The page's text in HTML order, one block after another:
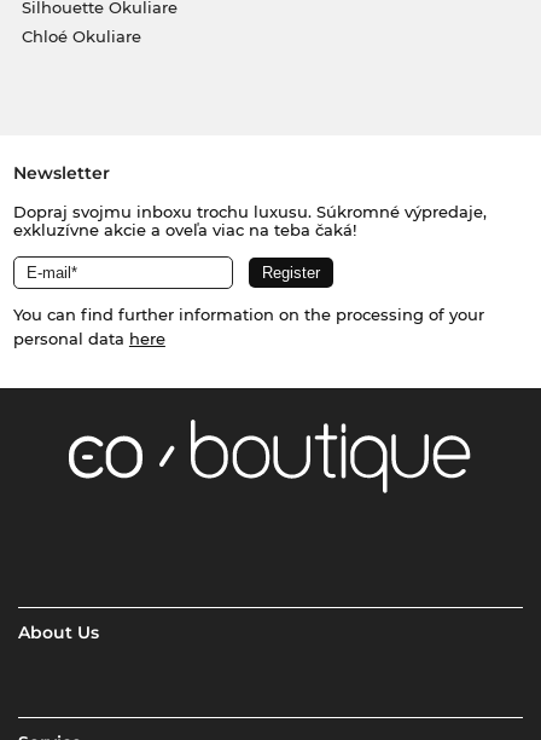
Silhouette Okuliare
Chloé Okuliare
Newsletter
Dopraj svojmu inboxu trochu luxusu. Súkromné výpredaje,
exkluzívne akcie a oveľa viac na teba čaká!
You can find further information on the processing of your
personal data here
About Us